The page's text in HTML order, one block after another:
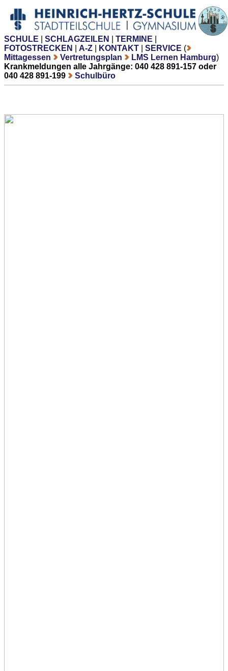
SCHULE SCHLAGZEILEN TERMINE
FOTOSTRECKEN
A-Z KONTAKT SERVICE (
Mittagessen
Vertretungsplan LMS Lernen Hamburg)
Krankmeldungen alle Jahrgänge: 040 428 891-157 oder
040 428 891-199
Schulbüro